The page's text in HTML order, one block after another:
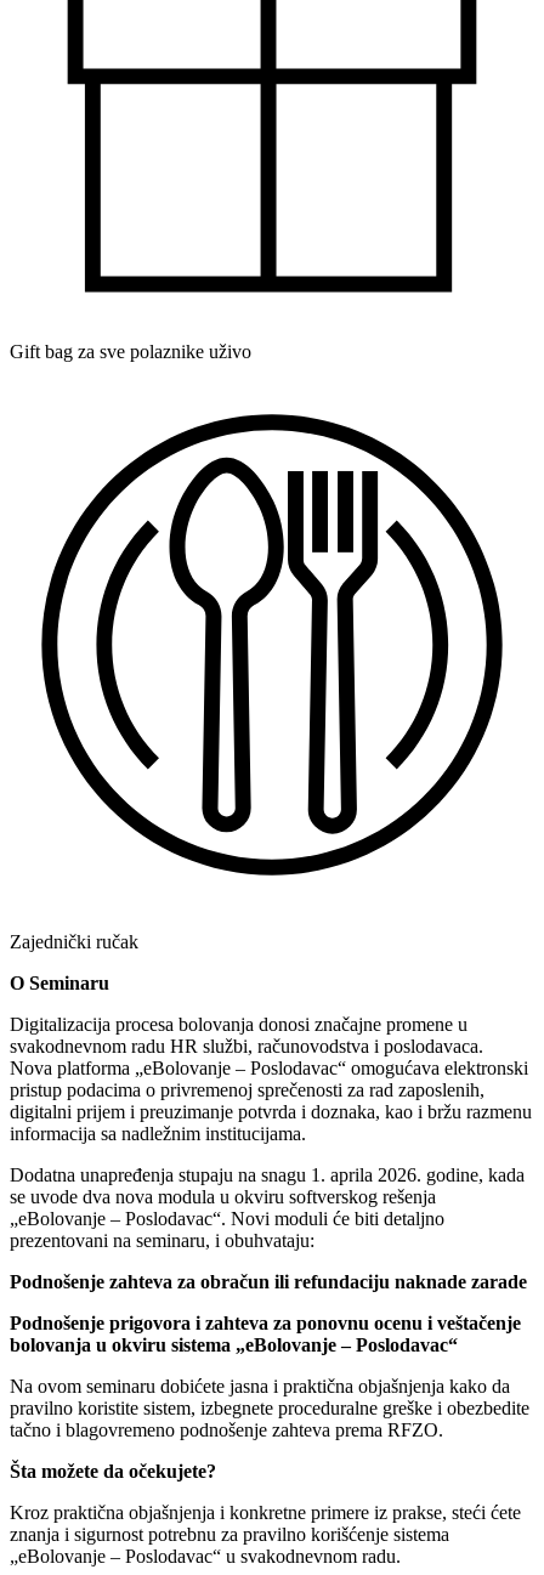
Gift bag za sve polaznike uživo
Zajednički ručak
O Seminaru
Digitalizacija procesa bolovanja donosi značajne promene u
svakodnevnom radu HR službi, računovodstva i poslodavaca.
Nova platforma „eBolovanje – Poslodavac“ omogućava elektronski
pristup podacima o privremenoj sprečenosti za rad zaposlenih,
digitalni prijem i preuzimanje potvrda i doznaka, kao i bržu razmenu
informacija sa nadležnim institucijama.
Dodatna unapređenja stupaju na snagu 1. aprila 2026. godine, kada
se uvode dva nova modula u okviru softverskog rešenja
„eBolovanje – Poslodavac“. Novi moduli će biti detaljno
prezentovani na seminaru, i obuhvataju:
Podnošenje zahteva za obračun ili refundaciju naknade zarade
Podnošenje prigovora i zahteva za ponovnu ocenu i veštačenje
bolovanja u okviru sistema „eBolovanje – Poslodavac“
Na ovom seminaru dobićete jasna i praktična objašnjenja kako da
pravilno koristite sistem, izbegnete proceduralne greške i obezbedite
tačno i blagovremeno podnošenje zahteva prema RFZO.
Šta možete da očekujete?
Kroz praktična objašnjenja i konkretne primere iz prakse, steći ćete
znanja i sigurnost potrebnu za pravilno korišćenje sistema
„eBolovanje – Poslodavac“ u svakodnevnom radu.